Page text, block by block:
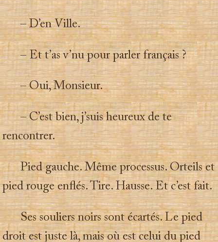
– D’en Ville.
– Et t’as v’nu pour parler français ?
– Oui, Monsieur.
– C’est bien, j’suis heureux de te
rencontrer.
Pied gauche. Même processus. Orteils et
pied rouge enflés. Tire. Hausse. Et c’est fait.
Ses souliers noirs sont écartés. Le pied
droit est juste là, mais où est celui du pied